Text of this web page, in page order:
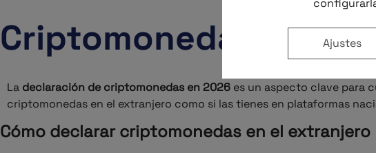
Criptomonedas y
La declaración de criptomonedas en 2026 es un aspecto clave para
criptomonedas en el extranjero como si las tienes en plataformas
Cómo declarar criptomonedas en el extranjero
Ajustes